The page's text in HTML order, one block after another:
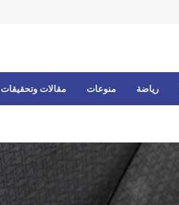
رياضة منوعات مقالات وتحقيقات